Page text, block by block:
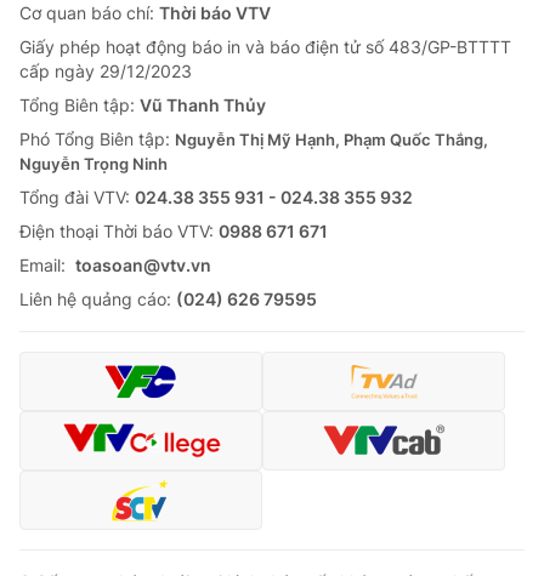
Cơ quan báo chí: Thời báo VTV
Giấy phép hoạt động báo in và báo điện tử số 483/GP-BTTTT
cấp ngày 29/12/2023
Tổng Biên tập: Vũ Thanh Thủy
Phó Tổng Biên tập: Nguyễn Thị Mỹ Hạnh, Phạm Quốc Thắng,
Nguyễn Trọng Ninh
Tổng đài VTV: 024.38 355 931 - 024.38 355 932
Ðiện thoại Thời báo VTV: 0988 671 671
Email: toasoan@vtv.vn
Liên hệ quảng cáo: (024) 626 79595